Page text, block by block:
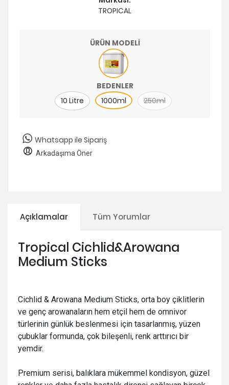
TROPICAL
ÜRÜN MODELİ
BEDENLER
10 Litre
1000ml 250ml
Whatsapp ile Sipariş
Arkadaşıma Öner
Açıklamalar Tüm Yorumlar
Tropical Cichlid&Arowana
Medium Sticks
Cichlid & Arowana Medium Sticks, orta boy çiklitlerin
ve genç arowanaların hem etçil hem de omnivor
türlerinin günlük beslenmesi için tasarlanmış, yüzen
çubuklar formunda, çok bileşenli, renk arttırıcı bir
yemdir.
Premium serisi, balıklara mükemmel kondisyon, güzel